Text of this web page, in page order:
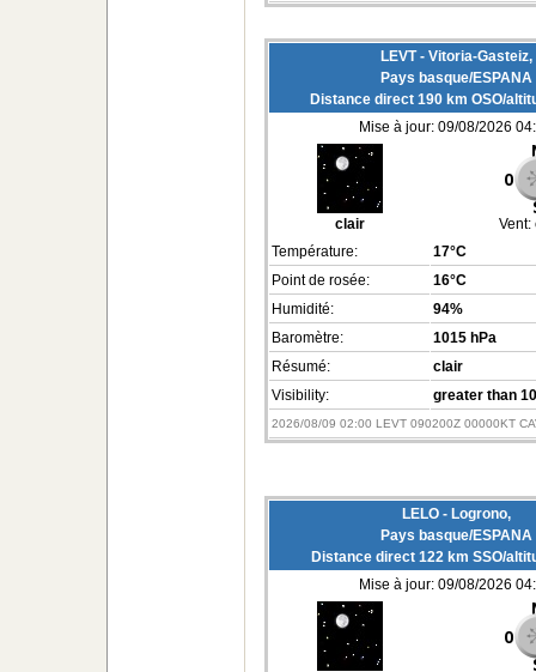
LEVT - Vitoria-Gasteiz,
Pays basque/ESPANA
Distance direct 190 km OSO/
Mise à jour: 09/08/2026
clair Vent:
Température:
17°C
Point de rosée:
16°C
Humidité:
94%
Baromètre:
1015 hPa
Résumé:
clair
Visibility:
greater than
2026/08/09 02:00 LEVT 090200Z 00000KT
LELO - Logrono,
Pays basque/ESPANA
Distance direct 122 km SSO/
Mise à jour: 09/08/2026